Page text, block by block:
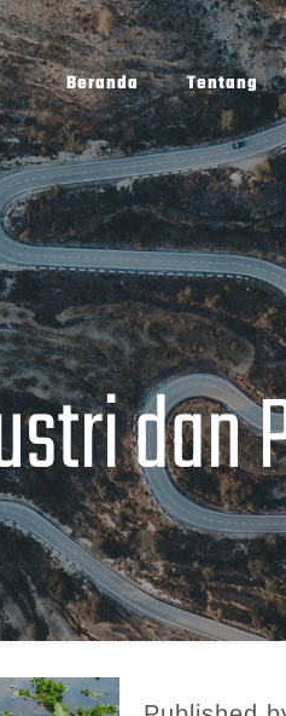
Beranda Tentang
dan